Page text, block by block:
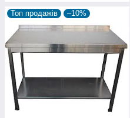
Топ продажів –10%